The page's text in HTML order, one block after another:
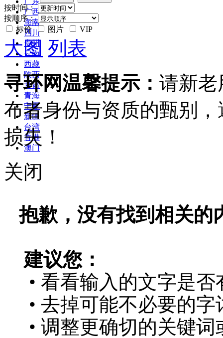
广西
海南
四川
贵州
云南
西藏
陕西
甘肃
青海
宁夏
新疆
台湾
香港
澳门
按时间：
按顺序：
标价
图片 VIP
大图 列表
寻环网温馨提示： 请新老
布者身份与资质的甄别
损失！
关闭
抱歉，没有找到相关的
建议您：
• 看看输入的文字是否
• 去掉可能不必要的字
• 调整更确切的关键